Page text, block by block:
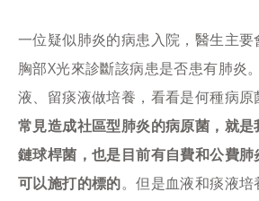
一位疑似肺炎的病患入院，醫生主
胸部X光來診斷該病患是否患有肺炎
液、留痰液做培養，看看是何種病
常見造成社區型肺炎的病原菌，就是
鏈球桿菌，也是目前有自費和公費肺
可以施打的標的。但是血液和痰液